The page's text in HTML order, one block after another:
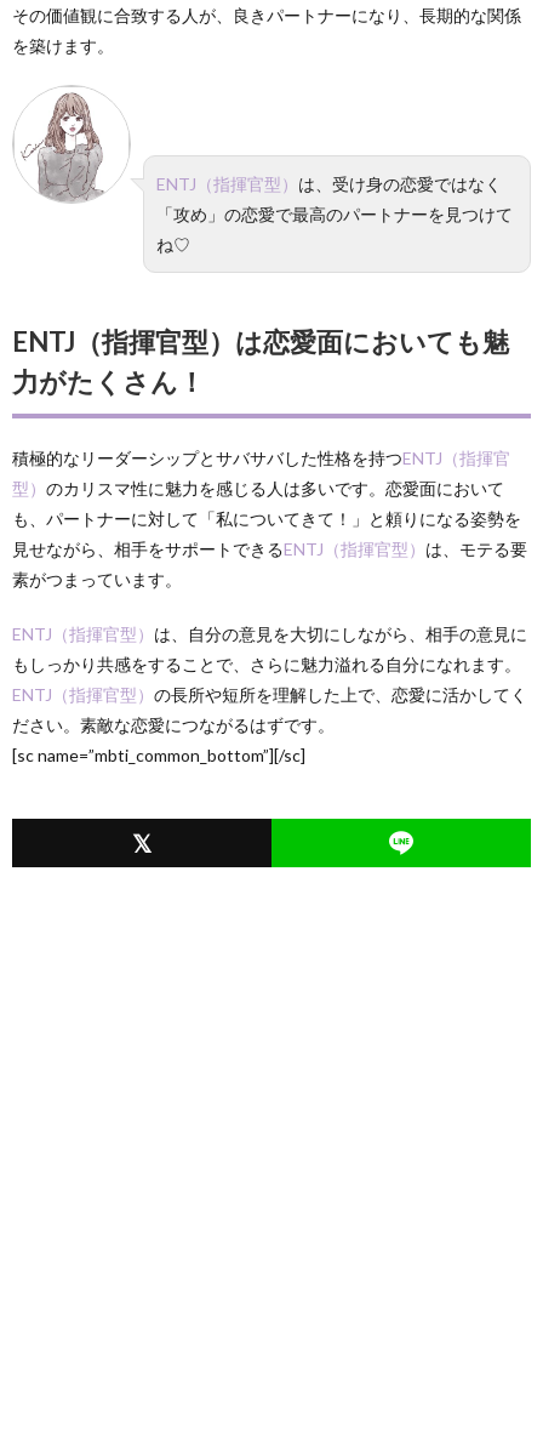
その価値観に合致する人が、良きパートナーになり、長期的な関係
を築けます。
ENTJ（指揮官型） は、受け身の恋愛ではなく
「攻め」の恋愛で最高のパートナーを見つけて
ね♡
ENTJ（指揮官型）は恋愛面においても魅
力がたくさん！
積極的なリーダーシップとサバサバした性格を持つENTJ（指揮官
型） のカリスマ性に魅力を感じる人は多いです。恋愛面において
も、パートナーに対して「私についてきて！」と頼りになる姿勢を
見せながら、相手をサポートできるENTJ（指揮官型） は、モテる要
素がつまっています。
ENTJ（指揮官型） は、自分の意見を大切にしながら、相手の意見に
もしっかり共感をすることで、さらに魅力溢れる自分になれます。
ENTJ（指揮官型） の長所や短所を理解した上で、恋愛に活かしてく
ださい。素敵な恋愛につながるはずです。
[sc name=”mbti_common_bottom”][/sc]